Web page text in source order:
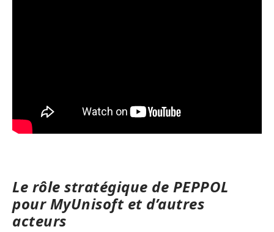
Le rôle stratégique de PEPPOL
pour MyUnisoft et d’autres
acteurs